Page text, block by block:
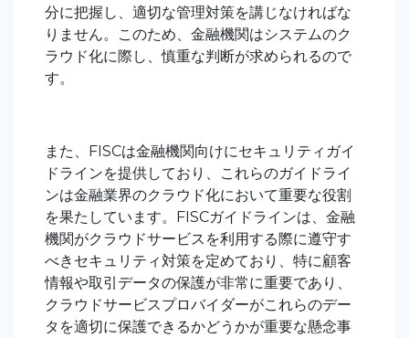
分に把握し、適切な管理対策を講じなければな
りません。このため、金融機関はシステムのク
ラウド化に際し、慎重な判断が求められるので
す。
また、FISCは金融機関向けにセキュリティガイ
ドラインを提供しており、これらのガイドライ
ンは金融業界のクラウド化において重要な役割
を果たしています。FISCガイドラインは、金融
機関がクラウドサービスを利用する際に遵守す
べきセキュリティ対策を定めており、特に顧客
情報や取引データの保護が非常に重要であり、
クラウドサービスプロバイダーがこれらのデー
タを適切に保護できるかどうかが重要な懸念事